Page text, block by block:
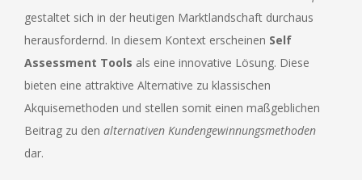
gestaltet sich in der heutigen Marktlandschaft durchaus
herausfordernd. In diesem Kontext erscheinen Self
Assessment Tools als eine innovative Lösung. Diese
bieten eine attraktive Alternative zu klassischen
Akquisemethoden und stellen somit einen maßgeblichen
Beitrag zu den alternativen Kundengewinnungsmethoden
dar.